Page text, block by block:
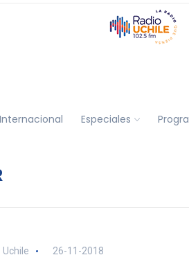
Internacional Especiales
Uchile 26-11-2018